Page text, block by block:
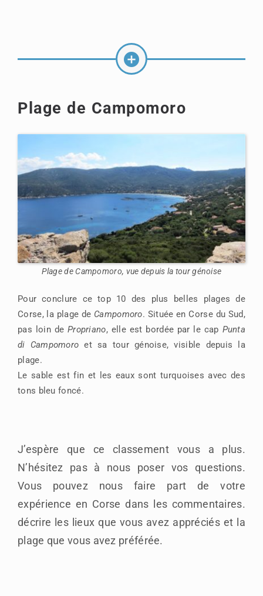
Plage de Campomoro
Plage de Campomoro, vue depuis la tour génoise
Pour conclure ce top 10 des plus belles plages de
Corse, la plage de Campomoro. Située en Corse du Sud,
pas loin de Propriano, elle est bordée par le cap Punta
di Campomoro et sa tour génoise, visible depuis la
plage.
Le sable est fin et les eaux sont turquoises avec des
tons bleu foncé.
J’espère que ce classement vous a plus.
N’hésitez pas à nous poser vos questions.
Vous pouvez nous faire part de votre
expérience en Corse dans les commentaires.
décrire les lieux que vous avez appréciés et la
plage que vous avez préférée.